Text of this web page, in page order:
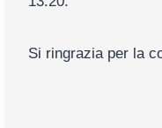
Si ringrazia per la